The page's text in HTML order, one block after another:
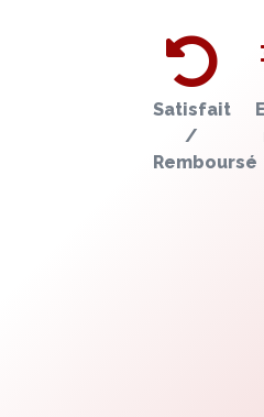
Satisfait
/
Remboursé